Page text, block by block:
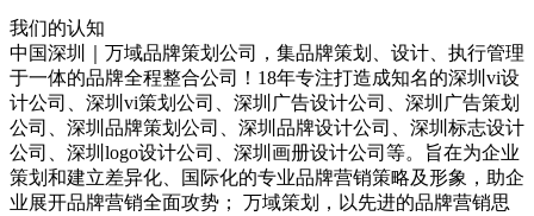
我们的认知
中国深圳｜万域品牌策划公司，集品牌策划、设计、执行管理
于一体的品牌全程整合公司！18年专注打造成知名的深圳 vi设
计公司 深圳 vi策划 公司 深圳 广告设计公司 深圳 广告策划
公司
深圳 品牌策划 公司 深圳 品牌设计公司 深圳 标志设计
公司
深圳 logo设计公司 深圳 画册设计公司 等。旨在为企业
策划和建立差异化、国际化的专业品牌营销策略及形象，助企
业展开品牌营销全面攻势； 万域策划，以先进的品牌营销思